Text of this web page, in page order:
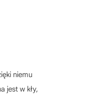
niemu
jest w kły,